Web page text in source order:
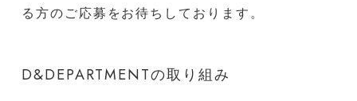
る方のご応募をお待ちしております。
D&DEPARTMENTの取り組み